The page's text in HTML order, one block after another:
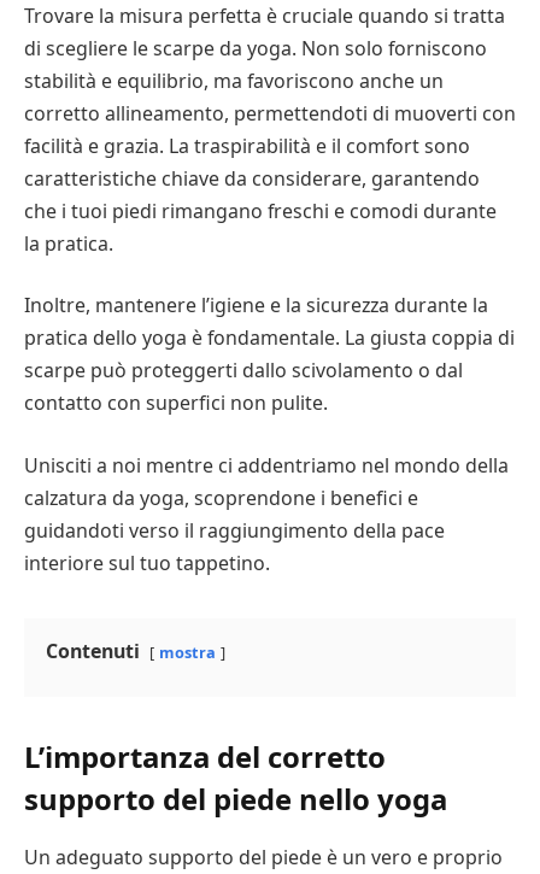
Trovare la misura perfetta è cruciale quando si tratta
di scegliere le scarpe da yoga. Non solo forniscono
stabilità e equilibrio, ma favoriscono anche un
corretto allineamento, permettendoti di muoverti con
facilità e grazia. La traspirabilità e il comfort sono
caratteristiche chiave da considerare, garantendo
che i tuoi piedi rimangano freschi e comodi durante
la pratica.
Inoltre, mantenere l’igiene e la sicurezza durante la
pratica dello yoga è fondamentale. La giusta coppia di
scarpe può proteggerti dallo scivolamento o dal
contatto con superfici non pulite.
Unisciti a noi mentre ci addentriamo nel mondo della
calzatura da yoga, scoprendone i benefici e
guidandoti verso il raggiungimento della pace
interiore sul tuo tappetino.
Contenuti mostra
L’importanza del corretto
supporto del piede nello yoga
Un adeguato supporto del piede è un vero e proprio